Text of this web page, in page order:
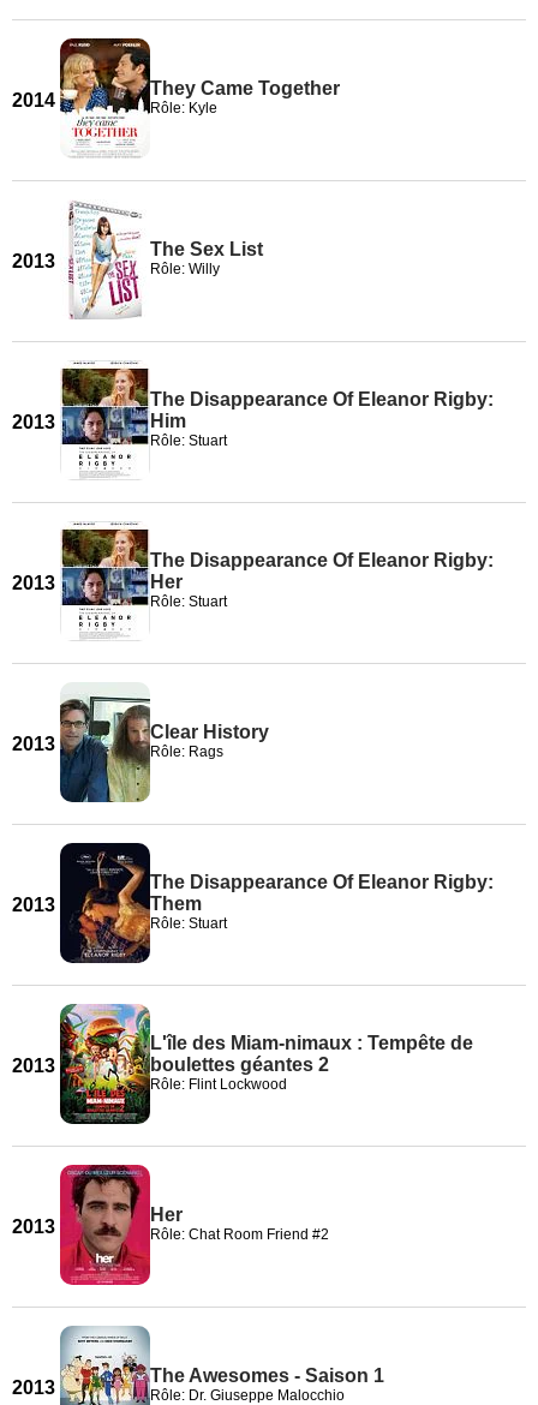
2014
They Came Together
Rôle: Kyle
2013
The Sex List
Rôle: Willy
2013
The Disappearance Of Eleanor Rigby:
Him
Rôle: Stuart
2013
The Disappearance Of Eleanor Rigby:
Her
Rôle: Stuart
2013
Clear History
Rôle: Rags
2013
The Disappearance Of Eleanor Rigby:
Them
Rôle: Stuart
2013
L'île des Miam-nimaux : Tempête de
boulettes géantes 2
Rôle: Flint Lockwood
2013
Her
Rôle: Chat Room Friend #2
2013
The Awesomes - Saison 1
Rôle: Dr. Giuseppe Malocchio